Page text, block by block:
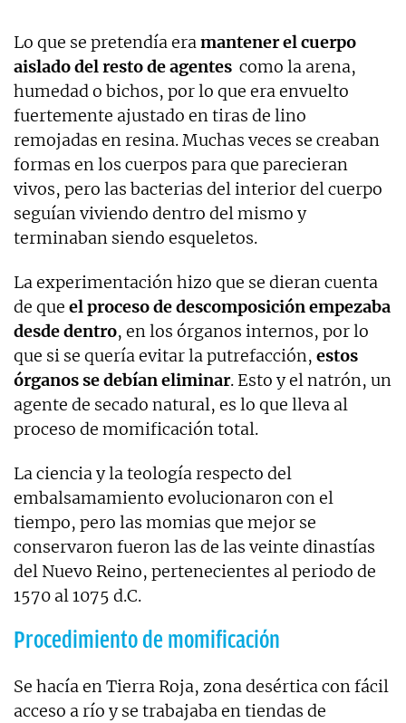
Lo que se pretendía eramantener el cuerpo
aislado del resto de agentes como la arena,
humedad o bichos, por lo que era envuelto
fuertemente ajustado en tiras de lino
remojadas en resina. Muchas veces se creaban
formas en los cuerpos para que parecieran
vivos, pero las bacterias del interior del cuerpo
seguían viviendo dentro del mismo y
terminaban siendo esqueletos.
La experimentación hizo que se dieran cuenta
de que el proceso de descomposición empezaba
desde dentro, en los órganos internos, por lo
que si se quería evitar la putrefacción, estos
órganos se debían eliminar. Esto y el natrón, un
agente de secado natural, es lo que lleva al
proceso de momificación total.
La ciencia y la teología respecto del
embalsamamiento evolucionaron con el
tiempo, pero las momias que mejor se
conservaron fueron las de las veinte dinastías
del Nuevo Reino, pertenecientes al periodo de
1570 al 1075 d.C.
Procedimiento de momificación
Se hacía en Tierra Roja, zona desértica con fácil
acceso a río y se trabajaba en tiendas de